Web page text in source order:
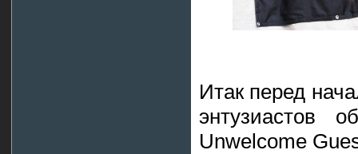
Итак перед
энтузиастов
Unwelcome